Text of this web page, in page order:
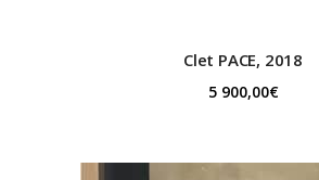
Clet PACE, 2018
5 900,00€